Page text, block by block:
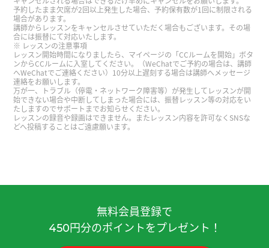
いつも、ありがとうございます。( 50代 男性 )
また、よろしくお願いします。( 50代 男性 )
また、よろしくお願いします。( 50代 男性 )
いつもありがとうございます。
になっています。 いつもありがとうございます。
予約したまま欠席が2回以上発生した場合、予約保有数が1回に制限される
場合があります。
講師からレッスンをキャンセルさせていただく場合もございます。その場
合には振替にて対応いたします。
レッスンの注意事項
レッスン開始時間になりましたら、マイページの「CCルームを開始」ボタ
ンからCCルームに入室してください。（WeChatでご予約の場合は、講師
へWeChatでご連絡ください）10分以上遅刻する場合は講師へメッセージ
連絡をお願いします。
万が一、トラブル（停電・ネットワーク障害等）が発生してレッスンが開
始できない場合や中断してしまった場合には、振替レッスン等の対応をい
たしますのでサポートまでお知らせください。
レッスンの録音や録画はできません。またレッスン内容を許可なくSNSな
どへ投稿することはご遠慮願います。
無料会員登録で
450円分のポイントをプレゼント！